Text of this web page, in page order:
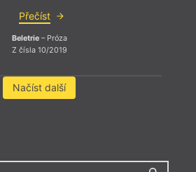
Přečíst
Beletrie– Próza
Z čísla 10/2019
Načíst další